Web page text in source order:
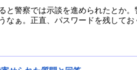
と警察では示談を進められたとか
なぁ。正直、パスワードを残してお